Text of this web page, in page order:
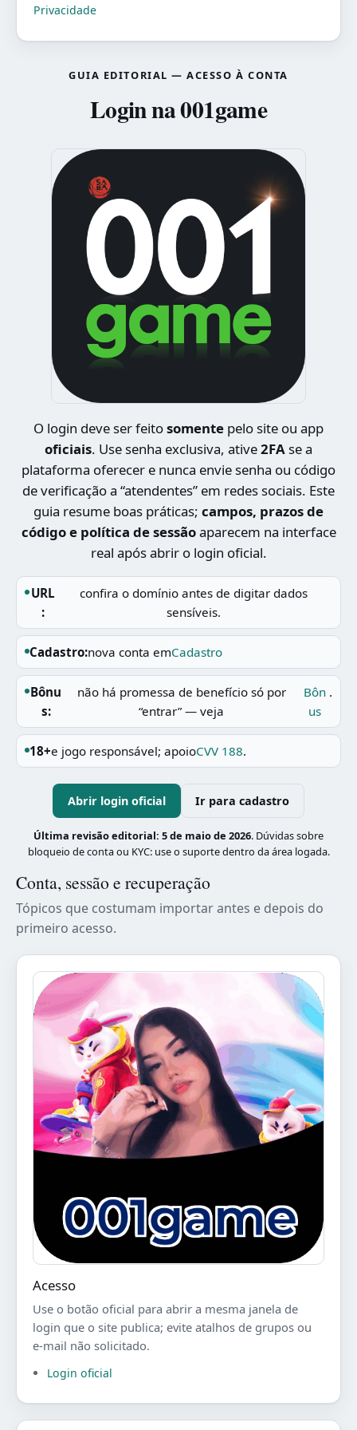
Privacidade
GUIA EDITORIAL — ACESSO À CONTA
Login na 001game
O login deve ser feitosomente pelo site ou app
oficiais. Use senha exclusiva, ative2FAse a
plataforma oferecer e nunca envie senha ou código
de verificação a “atendentes” em redes sociais. Este
guia resume boas práticas; campos, prazos de
código e política de sessãoaparecem na interface
real após abrir o login oficial.
URL
:
confira o domínio antes de digitar dados
sensíveis.
Cadastro:nova conta emCadastro
Bônu
s:
não há promessa de benefício só por
“entrar” — veja
Bôn
us
.
18+e jogo responsável; apoioCVV 188.
Abrir login oficial Ir para cadastro
Última revisão editorial: 5 de maio de 2026. Dúvidas sobre
bloqueio de conta ou KYC: use o suporte dentro da área logada.
Conta, sessão e recuperação
Tópicos que costumam importar antes e depois do
primeiro acesso.
Acesso
Use o botão oficial para abrir a mesma janela de
login que o site publica; evite atalhos de grupos ou
e-mail não solicitado.
Login oficial